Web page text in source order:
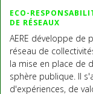
ECO-
DE RÉSEAUX
AERE développe de
réseau de
la mise en place de
sphère publique. Il
d'expériences, de